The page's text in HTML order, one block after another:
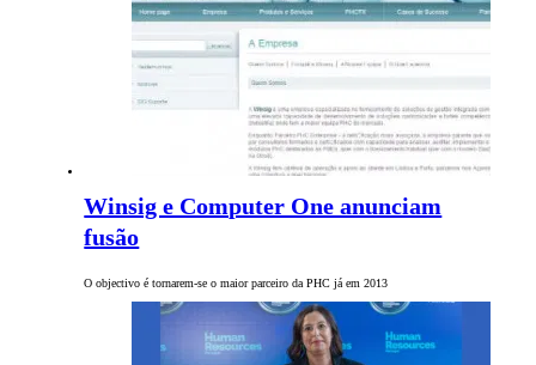
Winsig e Computer One anunciam
fusão
O objectivo é tornarem-se o maior parceiro da PHC já em 2013